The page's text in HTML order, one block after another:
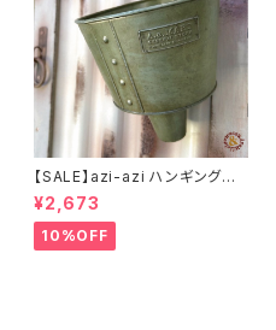
【SALE】azi-azi ハンギングブ
リキ漏斗プランターB
¥2,673
10%OFF